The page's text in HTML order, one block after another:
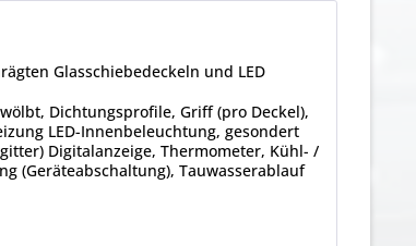
Glasschiebedeckeln und LED
Dichtungsprofile, Griff (pro Deckel),
LED-Innenbeleuchtung, gesondert
Digitalanzeige, Thermometer, Kühl- /
(Geräteabschaltung), Tauwasserablauf